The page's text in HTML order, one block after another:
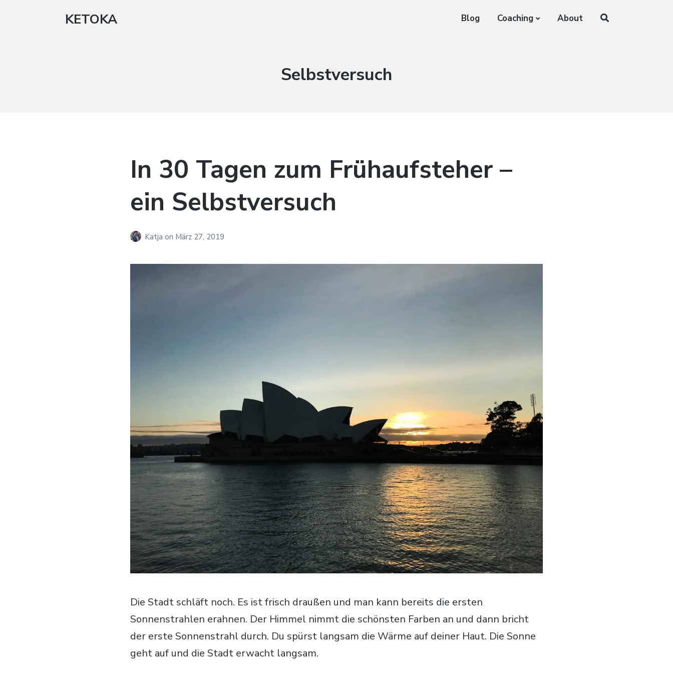
KETOKA Blog Coaching About
Schlagwort:
Selbstversuch
In 30 Tagen zum Frühaufsteher –
ein Selbstversuch
Katja on März 27, 2019
Die Stadt schläft noch. Es ist frisch draußen und man kann bereits die ersten
Sonnenstrahlen erahnen. Der Himmel nimmt die schönsten Farben an und dann bricht
der erste Sonnenstrahl durch. Du spürst langsam die Wärme auf deiner Haut. Die Sonne
geht auf und die Stadt erwacht langsam.